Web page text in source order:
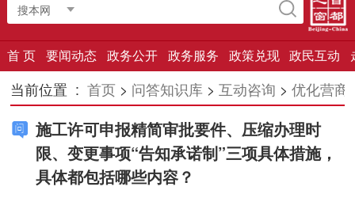
搜本网
首 页 要闻动态 政务公开 政务服务 政策兑现 政民互动
当前位置 :首页 > 问答知识库 >互动咨询 >优化营商
施工许可申报精简审批要件、压缩办理时
限、变更事项“告知承诺制”三项具体措施，
具体都包括哪些内容？